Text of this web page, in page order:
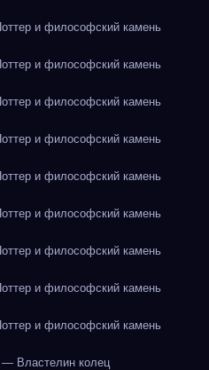
и философский камень
и философский камень
и философский камень
и философский камень
и философский камень
и философский камень
и философский камень
и философский камень
и философский камень
Властелин колец